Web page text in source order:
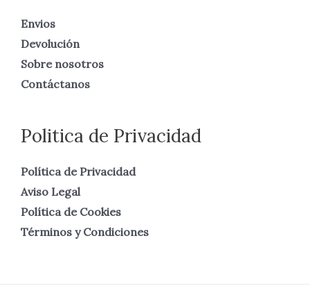
Envios
Devolución
Sobre nosotros
Contáctanos
Politica de Privacidad
Política de Privacidad
Aviso Legal
Política de Cookies
Términos y Condiciones